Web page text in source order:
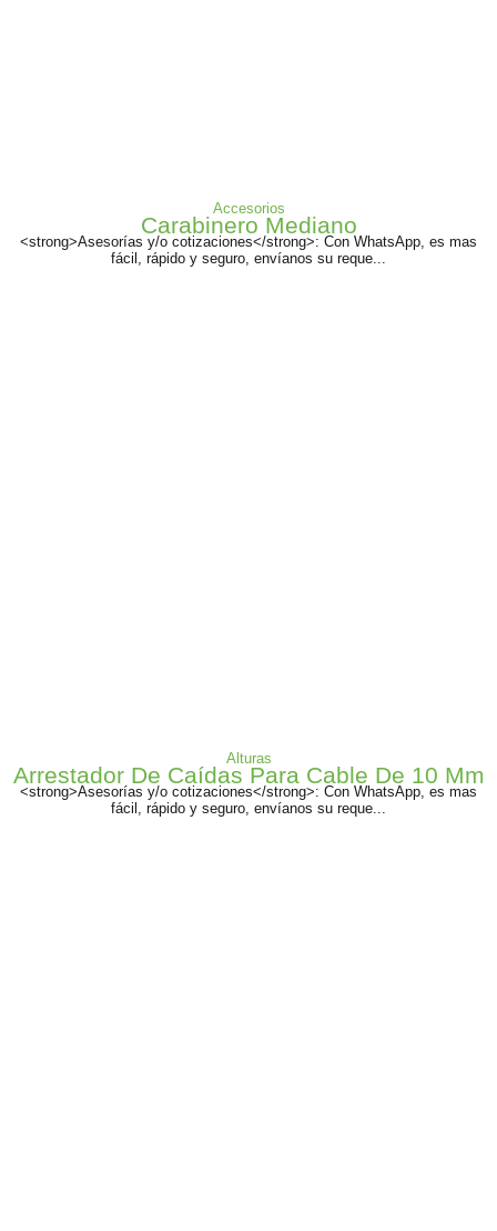
Accesorios
Carabinero Mediano
<strong>Asesorías y/o cotizaciones</strong>: Con WhatsApp, es mas
fácil, rápido y seguro, envíanos su reque...
Alturas
Arrestador De Caídas Para Cable De 10 Mm
<strong>Asesorías y/o cotizaciones</strong>: Con WhatsApp, es mas
fácil, rápido y seguro, envíanos su reque...